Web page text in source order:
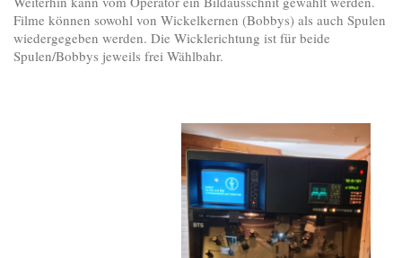
Filme können sowohl von Wickelkernen (Bobbys) als auch Spulen
wiedergegeben werden. Die Wicklerichtung ist für beide
Spulen/Bobbys jeweils frei Wählbahr.